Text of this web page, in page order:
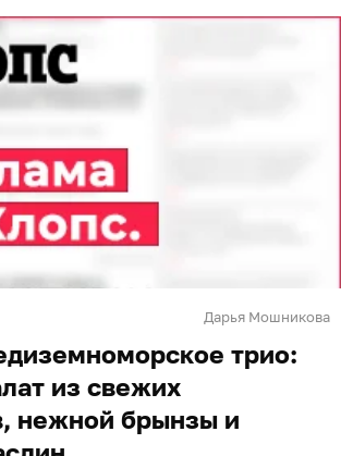
Дарья Мошникова
трио:
из свежих
нежной брынзы и